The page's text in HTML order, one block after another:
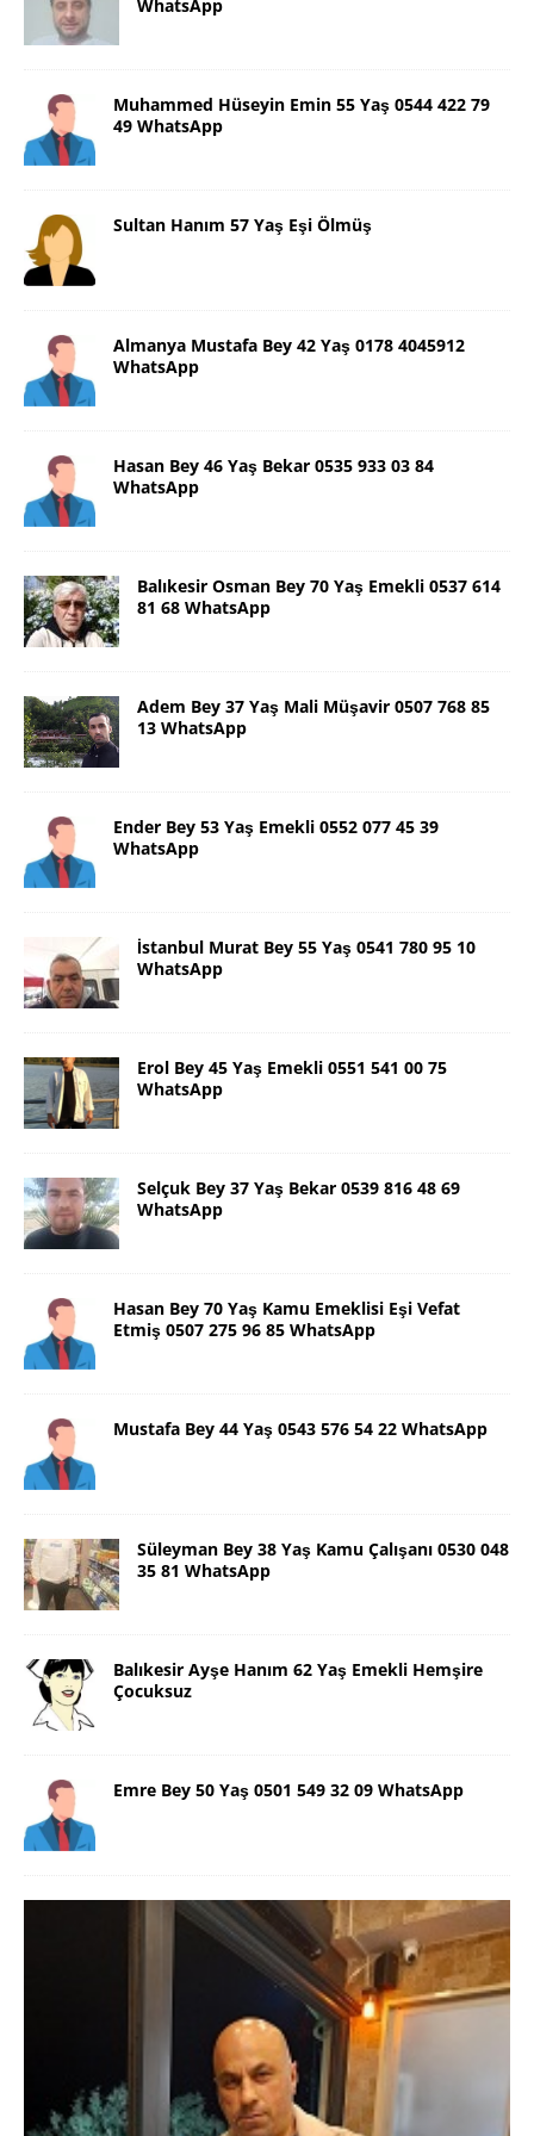
WhatsApp
Muhammed Hüseyin Emin 55 Yaş 0544 422 79
49 WhatsApp
Sultan Hanım 57 Yaş Eşi Ölmüş
Almanya Mustafa Bey 42 Yaş 0178 4045912
WhatsApp
Hasan Bey 46 Yaş Bekar 0535 933 03 84
WhatsApp
Balıkesir Osman Bey 70 Yaş Emekli 0537 614
81 68 WhatsApp
Adem Bey 37 Yaş Mali Müşavir 0507 768 85
13 WhatsApp
Ender Bey 53 Yaş Emekli 0552 077 45 39
WhatsApp
İstanbul Murat Bey 55 Yaş 0541 780 95 10
WhatsApp
Erol Bey 45 Yaş Emekli 0551 541 00 75
WhatsApp
Selçuk Bey 37 Yaş Bekar 0539 816 48 69
WhatsApp
Hasan Bey 70 Yaş Kamu Emeklisi Eşi Vefat
Etmiş 0507 275 96 85 WhatsApp
Mustafa Bey 44 Yaş 0543 576 54 22 WhatsApp
Süleyman Bey 38 Yaş Kamu Çalışanı 0530 048
35 81 WhatsApp
Balıkesir Ayşe Hanım 62 Yaş Emekli Hemşire
Çocuksuz
Emre Bey 50 Yaş 0501 549 32 09 WhatsApp
Danimarka Mustafa Bey 45 Yaş +45
42 48 17 28 WhatsApp
Lütfen Danimarka dışı aramasın. Selam ben
Danimarka’dan Mustafa 45 yaşında, 1.88 boyunda,
98 kiloda, Kumral, ayrılmış bir beyim. Alkol yok.
Sigara var. Maddi sıkıntım yok. [İLAN DETAYLARI>]